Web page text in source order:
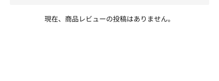
現在、商品レビューの投稿はありません。